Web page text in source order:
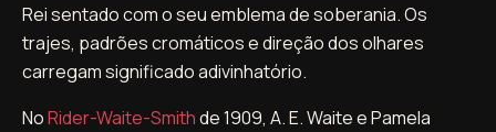
Rei sentado com o seu emblema de soberania. Os
trajes, padrões cromáticos e direção dos olhares
carregam significado adivinhatório.
NoRider-Waite-Smithde 1909, A. E. Waite e Pamela